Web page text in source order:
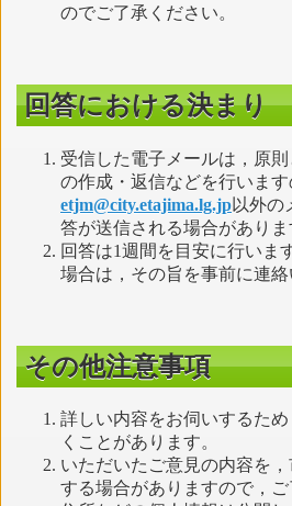
のでご了承ください。
回答における決まり
受信した電子メールは，原
の作成・返信などを行います
etjm@city.etajima.lg.jp以外の
答が送信される場合がありま
回答は1週間を目安に行いま
場合は，その旨を事前に連絡
その他注意事項
詳しい内容をお伺いするた
くことがあります。
いただいたご意見の内容を
する場合がありますので，ご